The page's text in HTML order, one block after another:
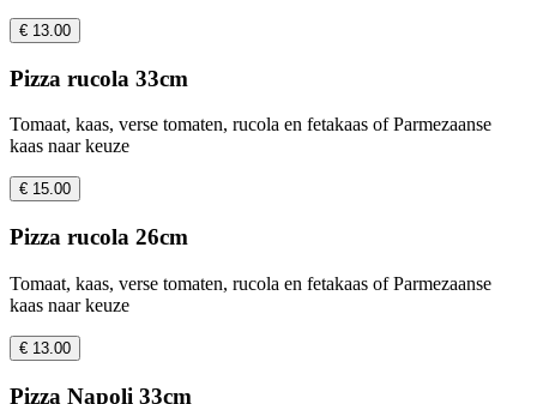
€ 13.00
Pizza rucola 33cm
Tomaat, kaas, verse tomaten, rucola en fetakaas of Parmezaanse
kaas naar keuze
€ 15.00
Pizza rucola 26cm
Tomaat, kaas, verse tomaten, rucola en fetakaas of Parmezaanse
kaas naar keuze
€ 13.00
Pizza Napoli 33cm